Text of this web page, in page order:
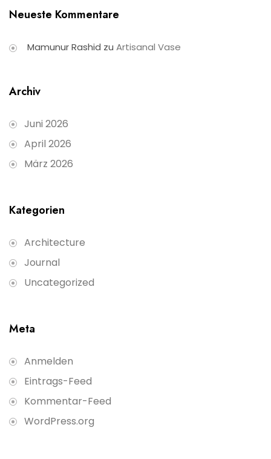
Neueste Kommentare
Mamunur Rashid zu Artisanal Vase
Archiv
Juni 2026
April 2026
März 2026
Kategorien
Architecture
Journal
Uncategorized
Meta
Anmelden
Eintrags-Feed
Kommentar-Feed
WordPress.org